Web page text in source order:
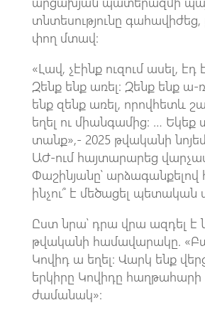
տնտեսությունը գահավիժեց,
փող մտավ։
«Լավ, չէինք ուզում ասել, էդ
Զենք ենք առել։ Զենք ենք ա-
ենք զենք առել, որովհետև
եղել ու միանգամից։ … Եկեք
տանք»,- 2025 թվականի
ԱԺ-ում հայտարարեց
Փաշինյանը՝ արձագանքելով
ինչու՞ է մեծացել պետական
Ըստ նրա՝ դրա վրա ազդել է
թվականի համավարակը. «Բա
Կովիդ ա եղել։ Վարկ ենք
երկիրը Կովիդը
ժամանակ»։